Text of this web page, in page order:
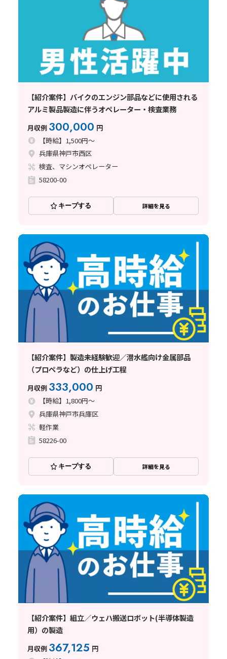
【紹介案件】バイクのエンジン部品などに使用される
アルミ製品製造に伴うオペレーター・検査業務
月収例 300,000 円
【時給】1,500円～
兵庫県神戸市西区
検査、マシンオペレーター
58200-00
キープする 詳細を見る
【紹介案件】製造未経験歓迎／潜水艦向け金属部品
（プロペラなど）の仕上げ工程
月収例 333,000 円
【時給】1,800円～
兵庫県神戸市兵庫区
軽作業
58226-00
キープする 詳細を見る
【紹介案件】組立／ウェハ搬送ロボット(半導体製造
用）の製造
月収例 367,125 円